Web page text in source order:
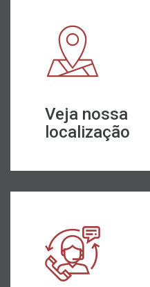
Veja nossa
localização